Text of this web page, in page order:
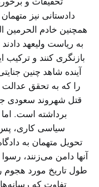
دادستانی نیز
همچنین خادم الحرمین
به ریاست ولیعهد
بازنگری کنند و ترکیب
آینده شاهد چنین
را که به تحقق عدالت
قتل شهروند سعودی
برداشته است.
سیاسی کاری، پس
تحویل متهمان به
آنها دامن می‌زنند،
طول تاریخ مورد هجوم
تفاوت که